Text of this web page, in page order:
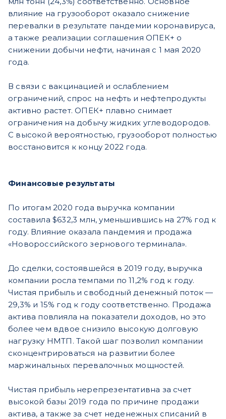
влияние на грузооборот оказало снижение
перевалки в результате пандемии коронавируса,
а также реализации соглашения ОПЕК+ о
снижении добычи нефти, начиная с 1 мая 2020
года.
В связи с вакцинацией и ослаблением
ограничений, спрос на нефть и нефтепродукты
активно растет. ОПЕК+ плавно снимает
ограничения на добычу жидких углеводородов.
С высокой вероятностью, грузооборот полностью
восстановится к концу 2022 года.
Финансовые результаты
По итогам 2020 года выручка компании
составила $632,3 млн, уменьшившись на 27% год к
году. Влияние оказала пандемия и продажа
«Новороссийского зернового терминала».
До сделки, состоявшейся в 2019 году, выручка
компании росла темпами по 11,2% год к году.
Чистая прибыль и свободный денежный поток —
29,3% и 15% год к году соответственно. Продажа
актива повлияла на показатели доходов, но это
более чем вдвое снизило высокую долговую
нагрузку НМТП. Такой шаг позволил компании
сконцентрироваться на развитии более
маржинальных перевалочных мощностей.
Чистая прибыль нерепрезентативна за счет
высокой базы 2019 года по причине продажи
актива, а также за счет неденежных списаний в